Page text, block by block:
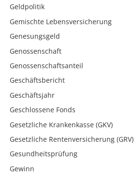
Geldpolitik
Gemischte Lebensversicherung
Genesungsgeld
Genossenschaft
Genossenschaftsanteil
Geschäftsbericht
Geschäftsjahr
Geschlossene Fonds
Gesetzliche Krankenkasse (GKV)
Gesetzliche Rentenversicherung (GRV)
Gesundheitsprüfung
Gewinn